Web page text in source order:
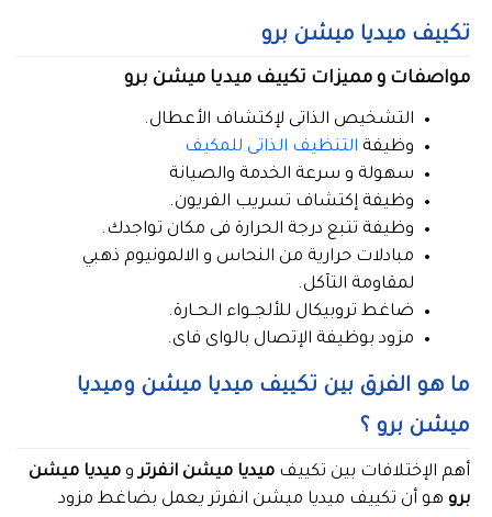
تكييف ميديا ميشن برو
مواصفات و مميزات تكييف ميديا ميشن برو
التشخيص الذاتى لإكتشاف الأعطال.
وظيفة التنظيف الذاتى للمكيف
سهولة و سرعة الخدمة والصيانة
وظيفة إكتشاف تسريب الفريون.
وظيفة تتبع درجة الحرارة فى مكان تواجدك.
مبادلات حرارية من النحاس و الالمونيوم ذهبي
لمقاومة التآكل.
ضاغط تروبيكال للألجــواء الـحــارة.
مزود بوظيفة الإتصال بالواى فاى.
ما هو الفرق بين تكييف ميديا ميشن وميديا
ميشن برو ؟
أهم الإختلافات بين تكييف ميديا ميشن انفرترو ميديا ميشن
برو هو أن تكييف ميديا ميشن انفرتر يعمل بضاغط مزود